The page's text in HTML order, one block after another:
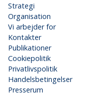
Strategi
Organisation
Vi arbejder for
Kontakter
Publikationer
Cookiepolitik
Privatlivspolitik
Handelsbetingelser
Presserum